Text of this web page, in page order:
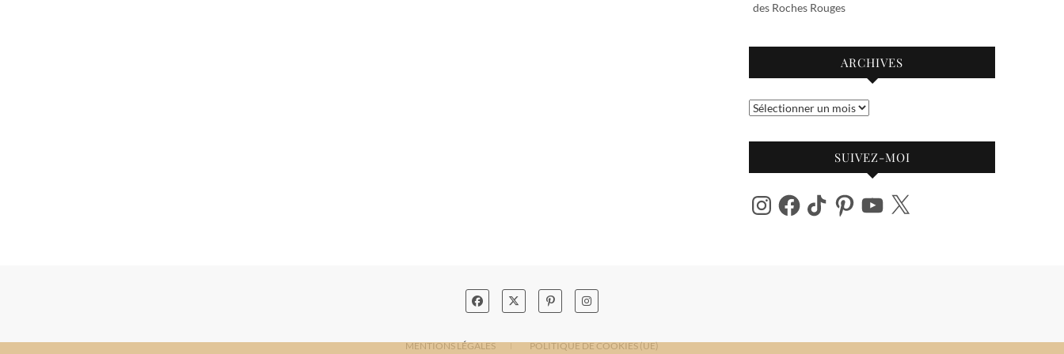
des Roches Rouges
ARCHIVES
Archives
SUIVEZ-MOI
InstagramFacebook
TikTok PinterestYouTube
X
MENTIONS LÉGALES POLITIQUE DE COOKIES (UE)